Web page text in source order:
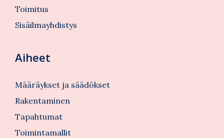
Toimitus
Sisäilmayhdistys
Aiheet
Määräykset ja säädökset
Rakentaminen
Tapahtumat
Toimintamallit